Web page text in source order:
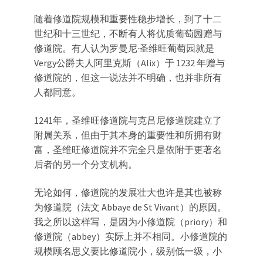
随着修道院规模和重要性稳步增长，到了十二
世纪和十三世纪，不断有人将优质葡萄园赠与
修道院。有人认为罗曼尼·圣维旺葡萄园就是
Vergy公爵夫人阿里克斯（Alix）于 1232 年赠与
修道院的，但这一说法并不明确，也并非所有
人都同意。
1241年，圣维旺修道院与克吕尼修道院建立了
附属关系，但由于其本身的重要性和所拥有财
富，圣维旺修道院并不完全只是依附于更著名
后者的另一个分支机构。
无论如何，修道院的发展壮大也许是其也被称
为修道院（法文 Abbaye de St Vivant）的原因。
我之所以这样写，是因为小修道院（priory）和
修道院（abbey）实际上并不相同。小修道院的
规模顾名思义要比修道院小，级别低一级，小